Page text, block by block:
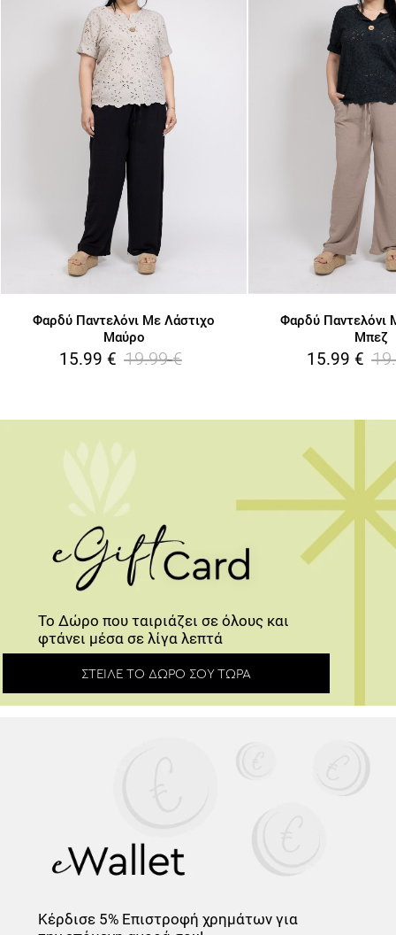
Φαρδύ Παντελόνι Με Λάστιχο
Μαύρο
15.99 € 19.99 €
Φαρδύ Παντελόνι
Μπεζ
15.99 €
Το Δώρο που ταιριάζει σε όλους και
φτάνει μέσα σε λίγα λεπτά
ΣΤΕΊΛΕ ΤΟ ΔΏΡΟ ΣΟΥ ΤΏΡΑ
Κέρδισε 5% Επιστροφή χρημάτων για